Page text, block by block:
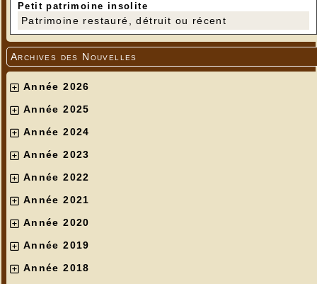
Petit patrimoine insolite
Patrimoine restauré, détruit ou récent
Archives des Nouvelles
Année 2026
Année 2025
Année 2024
Année 2023
Année 2022
Année 2021
Année 2020
Année 2019
Année 2018